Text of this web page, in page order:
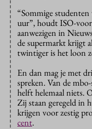
“Sommige
uur”, houdt ISO-
aanwezigen in
de supermarkt krijgt
twintiger is het loon
En dan mag je met
spreken. Van de
helft helemaal niets.
Zij staan geregeld in
krijgen voor zestig
cent.